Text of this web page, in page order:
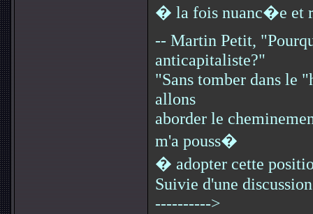
� la fois nuanc�e et
-- Martin Petit,
anticapitaliste?"
"Sans tomber dans le
allons
aborder le
m'a pouss�
� adopter cette
Suivie d'une
---------->